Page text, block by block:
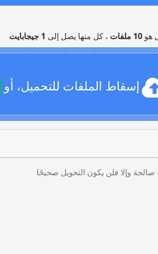
هو 10 ملفات ، كل منها يصل إلى 1 جيجابايت
إسقاط الملفات للتحميل، أو
وإلا فلن يكون التحويل صحيحًا